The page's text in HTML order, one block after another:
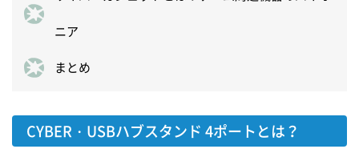
ニア
まとめ
CYBER・USBハブスタンド 4ポートとは？